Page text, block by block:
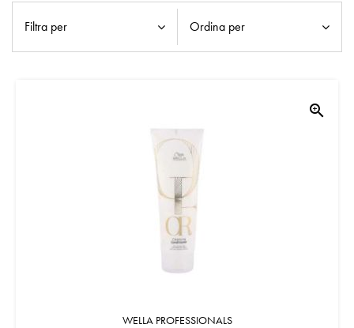
Filtra per Ordina per
zoom_in
WELLA PROFESSIONALS